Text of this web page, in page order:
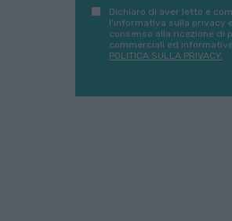
Dichiaro di aver letto e
l'informativa sulla privacy
consenso alla ricezione di
commerciali ed
POLITICA SULLA PRIVACY.